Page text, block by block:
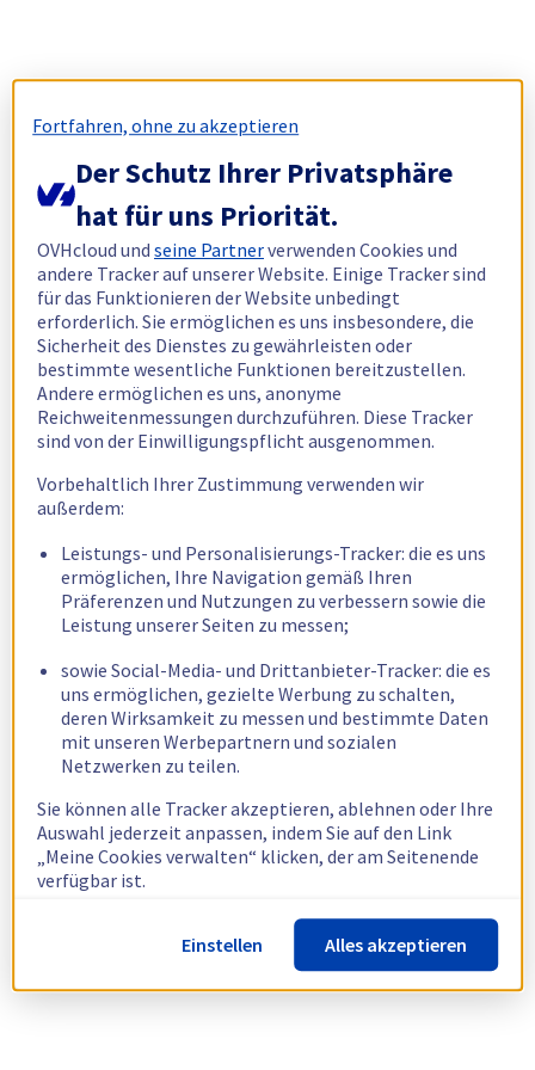
Fortfahren, ohne zu akzeptieren
Der Schutz Ihrer Privatsphäre
hat für uns Priorität.
OVHcloud undseine Partnerverwenden Cookies und
andere Tracker auf unserer Website. Einige Tracker sind
für das Funktionieren der Website unbedingt
erforderlich. Sie ermöglichen es uns insbesondere, die
Sicherheit des Dienstes zu gewährleisten oder
bestimmte wesentliche Funktionen bereitzustellen.
Andere ermöglichen es uns, anonyme
Reichweitenmessungen durchzuführen. Diese Tracker
sind von der Einwilligungspflicht ausgenommen.
Vorbehaltlich Ihrer Zustimmung verwenden wir
außerdem:
Leistungs- und Personalisierungs-Tracker: die es uns
ermöglichen, Ihre Navigation gemäß Ihren
Präferenzen und Nutzungen zu verbessern sowie die
Leistung unserer Seiten zu messen;
sowie Social-Media- und Drittanbieter-Tracker: die es
uns ermöglichen, gezielte Werbung zu schalten,
deren Wirksamkeit zu messen und bestimmte Daten
mit unseren Werbepartnern und sozialen
Netzwerken zu teilen.
Sie können alle Tracker akzeptieren, ablehnen oder Ihre
Auswahl jederzeit anpassen, indem Sie auf den Link
„Meine Cookies verwalten“ klicken, der am Seitenende
verfügbar ist.
Weitere Informationen finden Sie in unsererRichtlinie
zur Verwendung von Cookies.
Einstellen Alles akzeptieren